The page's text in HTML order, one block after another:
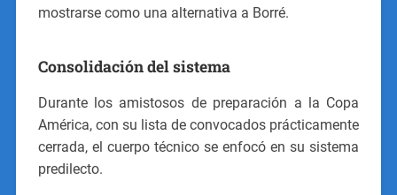
mostrarse como una alternativa a Borré.
Consolidación del sistema
Durante los amistosos de preparación a la Copa
América, con su lista de convocados prácticamente
cerrada, el cuerpo técnico se enfocó en su sistema
predilecto.